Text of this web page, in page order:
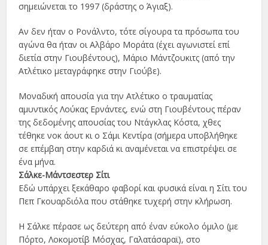
σημειώνεται το 1997 (δράστης ο Άγιαξ).
Αν δεν ήταν ο Ρονάλντο, τότε σίγουρα τα πρόσωπα του
αγώνα θα ήταν οι Αλβάρο Μοράτα (έχει αγωνιστεί επί
διετία στην Γιουβέντους), Μάριο Μάντζουκιτς (από την
Ατλέτικο μεταγράφηκε στην Γιούβε).
Μοναδική απουσία για την Ατλέτικο ο τραυματίας
αμυντικός Λούκας Ερνάντες, ενώ στη Γιουβέντους πέραν
της δεδομένης απουσίας του Ντάγκλας Κόστα, χθες
τέθηκε νοκ άουτ κι ο Σάμι Κεντίρα (σήμερα υποβλήθηκε
σε επέμβαη στην καρδιά κι αναμένεται να επιστρέψει σε
ένα μήνα.
Σάλκε-Μάντσεστερ Σίτι
Εδώ υπάρχει ξεκάθαρο φαβορί και φυσικά είναι η Σίτι του
Πεπ Γκουαρδιόλα που στάθηκε τυχερή στην κλήρωση.
Η Σάλκε πέρασε ως δεύτερη από έναν εύκολο όμιλο (με
Πόρτο, Λοκομοτίβ Μόσχας, Γαλατάσαραϊ), στο